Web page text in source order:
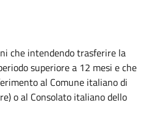
che intendendo trasferire la
superiore a 12 mesi e che
al Comune italiano di
o al Consolato italiano dello